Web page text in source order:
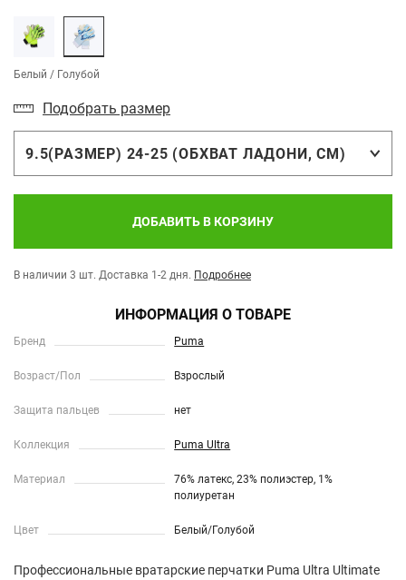
Белый / Голубой
Подобрать размер
9.5(РАЗМЕР) 24-25 (ОБХВАТ ЛАДОНИ, СМ)
ДОБАВИТЬ В КОРЗИНУ
В наличии 3 шт. Доставка 1-2 дня. Подробнее
ИНФОРМАЦИЯ О ТОВАРЕ
Бренд Puma
Возраст/Пол Взрослый
Защита пальцев нет
Коллекция Puma Ultra
Материал
76% латекс, 23% полиэстер, 1%
полиуретан
Цвет Белый/Голубой
Профессиональные вратарские перчатки Puma Ultra Ultimate